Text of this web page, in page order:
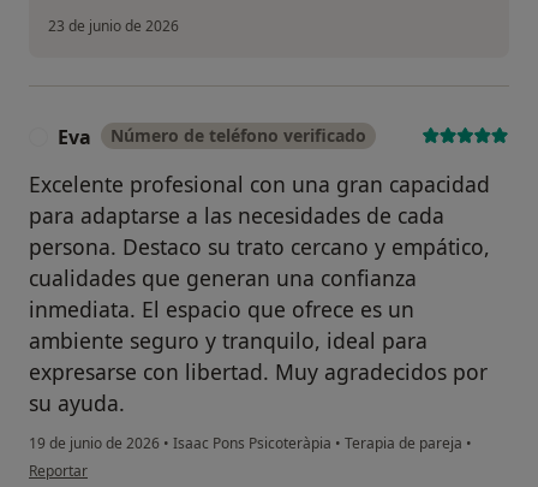
23 de junio de 2026
Eva Número de teléfono verificado
Excelente profesional con una gran capacidad
para adaptarse a las necesidades de cada
persona. Destaco su trato cercano y empático,
cualidades que generan una confianza
inmediata. El espacio que ofrece es un
ambiente seguro y tranquilo, ideal para
expresarse con libertad. Muy agradecidos por
su ayuda.
19 de junio de 2026 • Isaac Pons Psicoteràpia • Terapia de pareja •
en opinión del usuario Eva
Reportar